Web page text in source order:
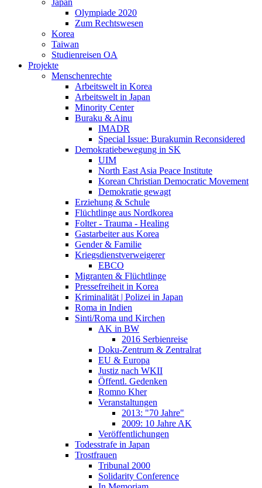
Japan
Olympiade 2020
Zum Rechtswesen
Korea
Taiwan
Studienreisen OA
Projekte
Menschenrechte
Arbeitswelt in Korea
Arbeitswelt in Japan
Minority Center
Buraku & Ainu
IMADR
Special Issue: Burakumin Reconsidered
Demokratiebewegung in SK
UIM
North East Asia Peace Institute
Korean Christian Democratic Movement
Demokratie gewagt
Erziehung & Schule
Flüchtlinge aus Nordkorea
Folter - Trauma - Healing
Gastarbeiter aus Korea
Gender & Familie
Kriegsdienstverweigerer
EBCO
Migranten & Flüchtlinge
Pressefreiheit in Korea
Kriminalität | Polizei in Japan
Roma in Indien
Sinti/Roma und Kirchen
AK in BW
2016 Serbienreise
Doku-Zentrum & Zentralrat
EU & Europa
Justiz nach WKII
Öffentl. Gedenken
Romno Kher
Veranstaltungen
2013: "70 Jahre"
2009: 10 Jahre AK
Veröffentlichungen
Todesstrafe in Japan
Trostfrauen
Tribunal 2000
Solidarity Conference